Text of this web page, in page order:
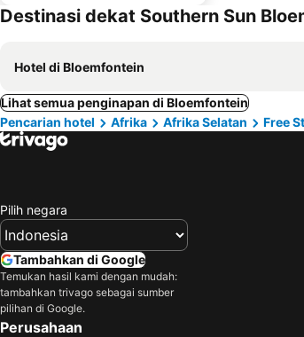
Destinasi dekat Southern Sun
Hotel di Bloemfontein
Lihat semua penginapan di Bloemfontein
Pencarian hotel
Afrika Afrika Selatan Free
Pilih negara
Tambahkan di Google
Temukan hasil kami dengan mudah:
tambahkan trivago sebagai sumber
pilihan di Google.
Perusahaan